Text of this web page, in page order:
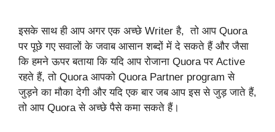
इसके साथ ही आप अगर एक अच्छे Writer है, तो आप Quora
पर पूछे गए सवालों के जवाब आसान शब्दों में दे सकते हैं और जैसा
कि हमने ऊपर बताया कि यदि आप रोजाना Quora पर Active
रहते हैं, तो Quora आपको Quora Partner program से
जुड़ने का मौका देगी और यदि एक बार जब आप इस से जुड़ जाते हैं,
तो आप Quora से अच्छे पैसे कमा सकते हैं।